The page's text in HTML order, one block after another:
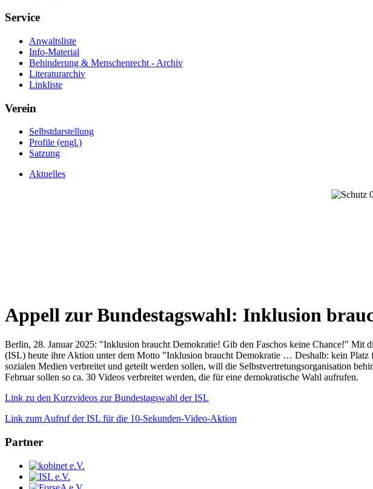
Service
Anwaltsliste
Info-Material
Behinderung & Menschenrecht - Archiv
Literaturarchiv
Linkliste
Verein
Selbstdarstellung
Profile (engl.)
Satzung
Aktuelles
Appell zur Bundestagswahl: Inklusion
Berlin, 28. Januar 2025: "Inklusion braucht Demokratie! Gib den Faschos keine Chance!" Mit
(ISL) heute ihre Aktion unter dem Motto "Inklusion braucht Demokratie … Deshalb: kein
sozialen Medien verbreitet und geteilt werden sollen, will die Selbstvertretungsorganisation
Februar sollen so ca. 30 Videos verbreitet werden, die für eine demokratische Wahl aufrufen.
Link zu den Kurzvideos zur Bundestagswahl der ISL
Link zum Aufruf der ISL für die 10-Sekunden-Video-Aktion
Partner